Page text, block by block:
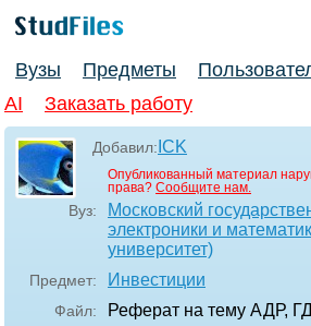
Вузы Предметы
AI
Заказать работу
Добавил: ICK
Опубликованный материал
права? Сообщите нам.
Вуз:
Московский
электроники и
университет)
Предмет: Инвестиции
Файл: Реферат на тему АДР,